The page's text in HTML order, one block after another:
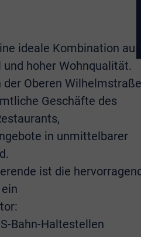
ideale Kombination aus
hoher Wohnqualität.
der Oberen Wilhelmstraße
Geschäfte des
in unmittelbarer
ist die
Bahn-Haltestellen